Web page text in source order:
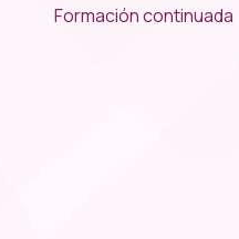
Formación continuada